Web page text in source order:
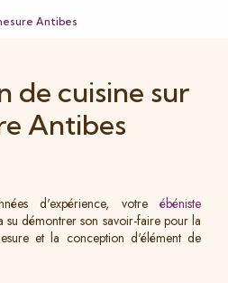
Antibes
de cuisine sur
Antibes
d'expérience, votreébéniste
su démontrer son savoir-faire pour la
et la conception d'élément de